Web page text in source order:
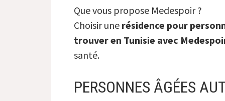
Que vous propose Medespoir ?
Choisir une résidence pour
trouver en Tunisie avec
santé.
PERSONNES ÂGÉES